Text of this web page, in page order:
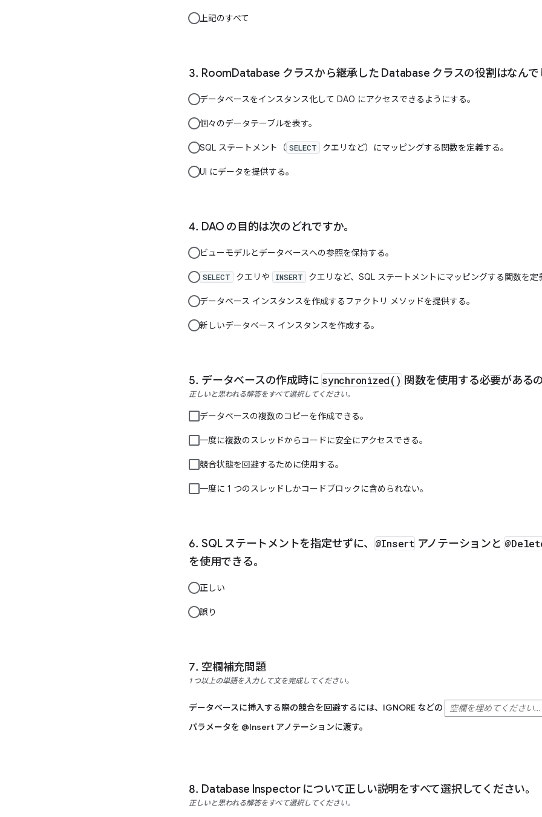
上記のすべて
RoomDatabase クラスから継承した Database クラスの役割はなんで
データベースをインスタンス化して DAO にアクセスできるようにする。
個々のデータテーブルを表す。
SQL ステートメント（ SELECT クエリなど）にマッピングする関数を定義する。
UI にデータを提供する。
DAO の目的は次のどれですか。
ビューモデルとデータベースへの参照を保持する。
SELECT クエリや INSERT クエリなど、SQL ステートメントにマッピングする関数を定
データベース インスタンスを作成するファクトリ メソッドを提供する。
新しいデータベース インスタンスを作成する。
データベースの作成時に synchronized() 関数を使用する必要がある
正しいと思われる解答をすべて選択してください。
データベースの複数のコピーを作成できる。
一度に複数のスレッドからコードに安全にアクセスできる。
競合状態を回避するために使用する。
一度に 1 つのスレッドしかコードブロックに含められない。
SQL ステートメントを指定せずに、 @Insert アノテーションと
を使用できる。
正しい
誤り
空欄補充問題
1 つ以上の単語を入力して文を完成してください。
データベースに挿入する際の競合を回避するには、IGNORE などの
パラメータを @Insert アノテーションに渡す。
Database Inspector について正しい説明をすべて選択してください。
正しいと思われる解答をすべて選択してください。